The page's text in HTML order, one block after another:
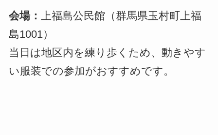
会場：
上福島公民館（群馬県玉村町上福
島1001）
当日は地区内を練り歩くため、動きやす
い服装での参加がおすすめです。